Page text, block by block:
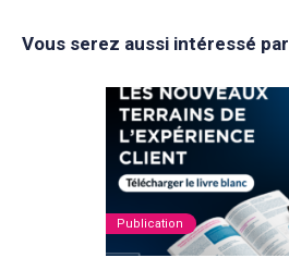
Vous serez aussi intéressé par
Publication